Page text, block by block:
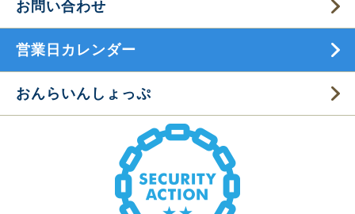
お問い合わせ
営業日カレンダー
おんらいんしょっぷ